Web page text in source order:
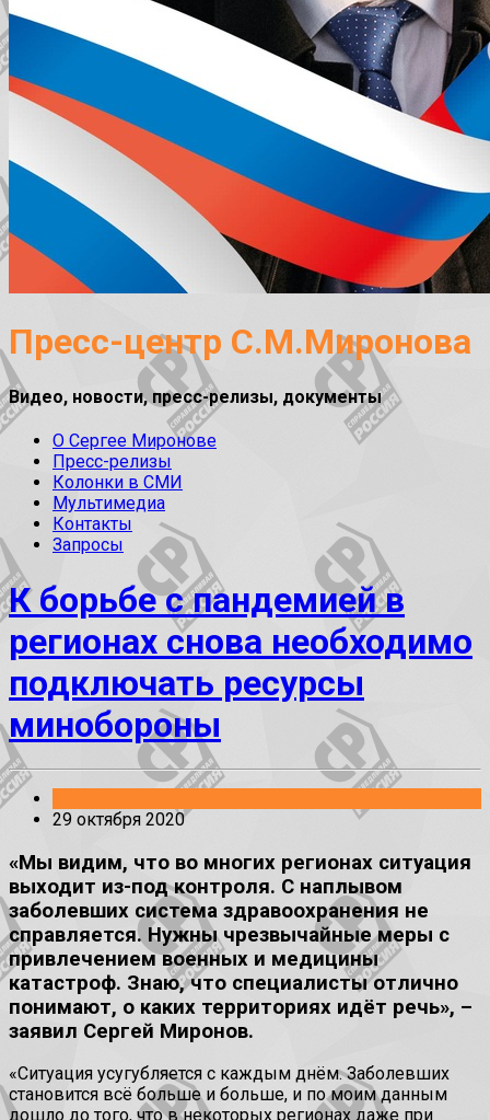
Пресс-центр С.М.Миронова
Видео, новости, пресс-релизы, документы
О Сергее Миронове
Пресс-релизы
Колонки в СМИ
Мультимедиа
Контакты
Запросы
К борьбе с пандемией в
регионах снова необходимо
подключать ресурсы
минобороны
29 октября 2020
«Мы видим, что во многих регионах ситуация
выходит из-под контроля. С наплывом
заболевших система здравоохранения не
справляется. Нужны чрезвычайные меры с
привлечением военных и медицины
катастроф. Знаю, что специалисты отлично
понимают, о каких территориях идёт речь», –
заявил Сергей Миронов.
«Ситуация усугубляется с каждым днём. Заболевших
становится всё больше и больше, и по моим данным
дошло до того, что в некоторых регионах даже при